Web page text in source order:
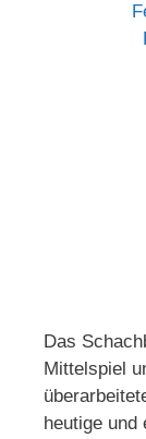
Das
Mittelspiel
heutige und